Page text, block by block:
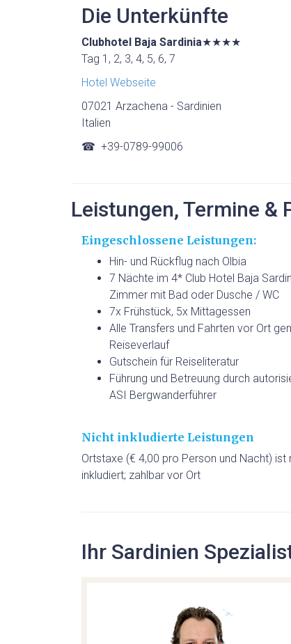
Die Unterkünfte
Clubhotel Baja Sardinia★★★★
Tag 1, 2, 3, 4, 5, 6, 7
Hotel Webseite
07021 Arzachena - Sardinien
Italien
☎ +39-0789-99006
Leistungen, Termine &
Eingeschlossene Leistungen:
Hin- und Rückflug nach Olbia
7 Nächte im 4* Club Hotel Baja
Zimmer mit Bad oder Dusche / WC
7x Frühstück, 5x Mittagessen
Alle Transfers und Fahrten vor Ort
Reiseverlauf
Gutschein für Reiseliteratur
Führung und Betreuung durch
ASI Bergwanderführer
Nicht inkludierte Leistungen
Ortstaxe (€ 4,00 pro Person und Nacht) ist
inkludiert; zahlbar vor Ort
Ihr Sardinien